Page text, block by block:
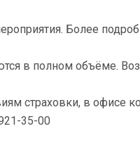
Более
в полном объёме.
страховки, в офисе
35-00